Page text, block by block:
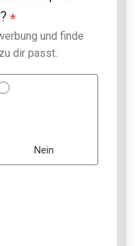
*
und finde
dir passt.
Nein